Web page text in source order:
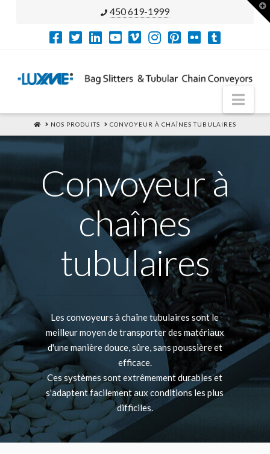
450 619-1999
HOMENOS PRODUITS CONVOYEUR À CHAÎNES TUBULAIRES
Convoyeur à
chaînes
tubulaires
Les convoyeurs à chaîne tubulaires sont le
meilleur moyen de transporter des matériaux
d'une manière douce, sûre, sans poussière et
efficace.
Ces systèmes sont extrêmement durables et
s'adaptent facilement aux conditions les plus
difficiles.